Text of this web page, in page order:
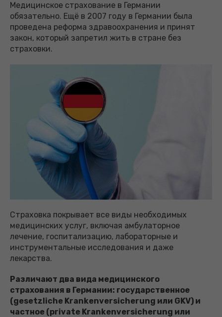
Медицинское страхование в Германии
обязательно. Ещё в 2007 году в Германии была
проведена реформа здравоохранения и принят
закон, который запретил жить в стране без
страховки.
Страховка покрывает все виды необходимых
медицинских услуг, включая амбулаторное
лечение, госпитализацию, лабораторные и
инструментальные исследования и даже
лекарства.
Различают два вида медицинского
страхования в Германии: государственное
(gesetzliche Krankenversicherung или GKV) и
частное (private Krankenversicherung или